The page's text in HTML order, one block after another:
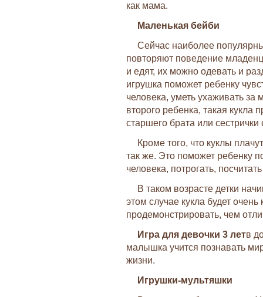
как мама.
Маленькая бейби
Сейчас наиболее
повторяют поведение
и едят, их можно одевать и
игрушка поможет ребенку
человека, уметь ухаживать
второго ребенка, такая кукла
старшего брата или
Кроме того, что куклы
так же. Это поможет ребенку
человека, потрогать,
В таком возрасте детки
этом случае кукла будет
продемонстрировать, чем
Игра для девочки 3 летв
малышка учится познавать
жизни.
Игрушки-мультяшки